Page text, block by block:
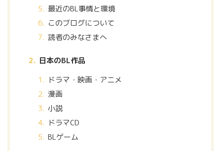
最近のBL事情と環境
このブログについて
読者のみなさまへ
日本のBL作品
ドラマ・映画・アニメ
漫画
小説
ドラマCD
BLゲーム